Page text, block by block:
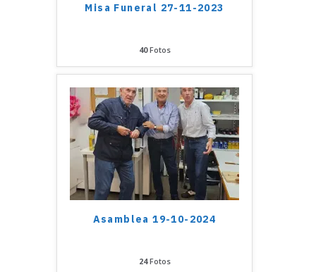
Misa Funeral 27-11-2023
40Fotos
Asamblea 19-10-2024
24Fotos